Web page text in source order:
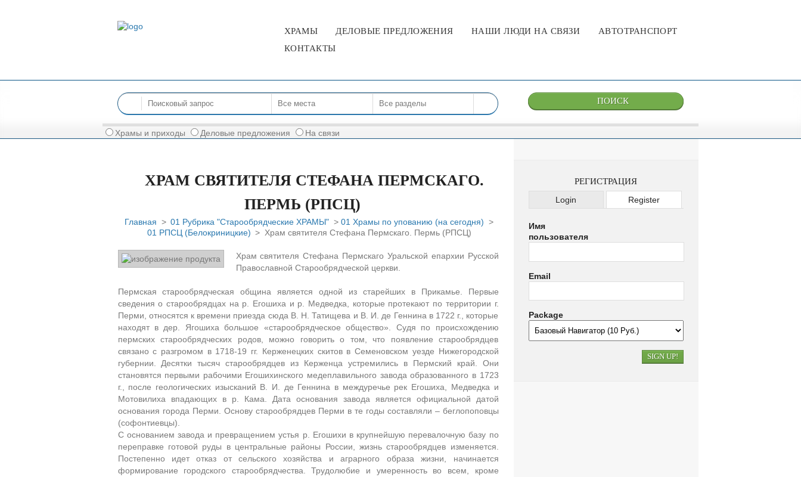
МЕНЮХРАМЫ ДЕЛОВЫЕ ПРЕДЛОЖЕНИЯ НАШИ ЛЮДИ НА СВЯЗИ
АВТОТРАНСПОРТ
КОНТАКТЫ
Храмы и приходы Деловые предложения На связи
ХРАМ СВЯТИТЕЛЯ СТЕФАНА ПЕРМСКАГО.
ПЕРМЬ (РПСЦ)
Главная > 01 Рубрика "Старообрядческие ХРАМЫ" > 01 Храмы по упованию (на сегодня) >
01 РПСЦ (Белокриницкие) > Храм святителя Стефана Пермскаго. Пермь (РПСЦ)
Храм святителя Стефана Пермскаго Уральской епархии Русской
Православной Старообрядческой церкви.
Пермская старообрядческая община является одной из старейших в Прикамье. Первые
сведения о старообрядцах на р. Егошиха и р. Медведка, которые протекают по территории г.
Перми, относятся к времени приезда сюда В. Н. Татищева и В. И. де Геннина в 1722 г., которые
находят в дер. Ягошиха большое «старообрядческое общество». Судя по происхождению
пермских старообрядческих родов, можно говорить о том, что появление старообрядцев
связано с разгромом в 1718-19 гг. Керженецких скитов в Семеновском уезде Нижегородской
губернии. Десятки тысяч старообрядцев из Керженца устремились в Пермский край. Они
становятся первыми рабочими Егошихинского медеплавильного завода образованного в 1723
г., после геологических изысканий В. И. де Геннина в междуречье рек Егошиха, Медведка и
Мотовилиха впадающих в р. Кама. Дата основания завода является официальной датой
основания города Перми. Основу старообрядцев Перми в те годы составляли – беглопоповцы
(софонтиевцы).
С основанием завода и превращением устья р. Егошихи в крупнейшую перевалочную базу по
переправке готовой руды в центральные районы России, жизнь старообрядцев изменяется.
Постепенно идет отказ от сельского хозяйства и аграрного образа жизни, начинается
формирование городского старообрядчества. Трудолюбие и умеренность во всем, кроме
РЕГИСТРАЦИЯ
Login
Register
Имя
пользователя
Email
Package